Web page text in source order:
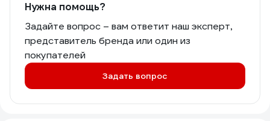
Нужна помощь?
Задайте вопрос – вам ответит наш эксперт,
представитель бренда или один из
покупателей
Задать вопрос